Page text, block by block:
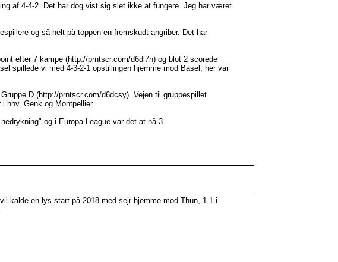
af 4-4-2. Det har dog vist sig slet ikke at fungere. Jeg har været
og så helt på toppen en fremskudt angriber. Det har
efter 7 kampe (http://prntscr.com/d6dl7n) og blot 2 scorede
spillede vi med 4-3-2-1 opstillingen hjemme mod Basel, her var
D (http://prntscr.com/d6dcsy). Vejen til gruppespillet
hhv. Genk og Montpellier.
og i Europa League var det at nå 3.
kalde en lys start på 2018 med sejr hjemme mod Thun, 1-1 i